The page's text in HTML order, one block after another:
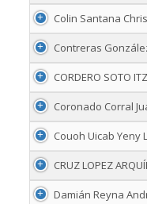
Colin Santana
Contreras
CORDERO SOTO
Coronado Corral
Couoh Uicab Yeny
CRUZ LOPEZ
Damián Reyna